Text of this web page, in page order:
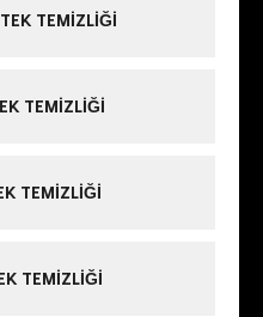
TEMIZLIĞI
TEMIZLIĞI
TEMIZLIĞI
TEMIZLIĞI